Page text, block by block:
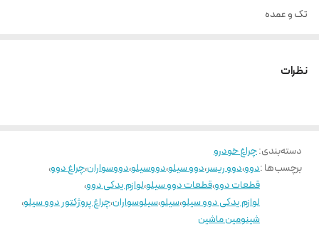
تک و عمده
نظرات
دسته‌بندی:چراغ خودرو
برچسب‌ها :دوو،دوو ریسر،دوو سیلو،دووسیلو،دووسواران،چراغ دوو،
قطعات دوو،قطعات دوو سیلو،لوازم یدکی دوو،
لوازم یدکی دوو سیلو،سیلو،سیلوسواران،چراغ پروژکتور دوو سیلو،
شینومین ماشین